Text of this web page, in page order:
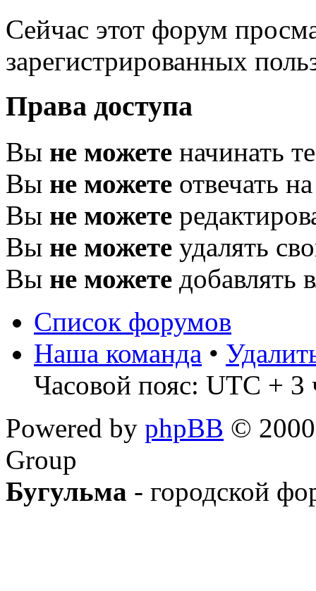
Сейчас этот форум
зарегистрированных
Права доступа
Вы не можете начинать
Вы не можете отвечать
Вы не можете
Вы не можете удалять
Вы не можете добавлять
Список форумов
Наша команда •
Часовой пояс: UTC + 3
Powered by phpBB ©
Group
Бугульма - городской